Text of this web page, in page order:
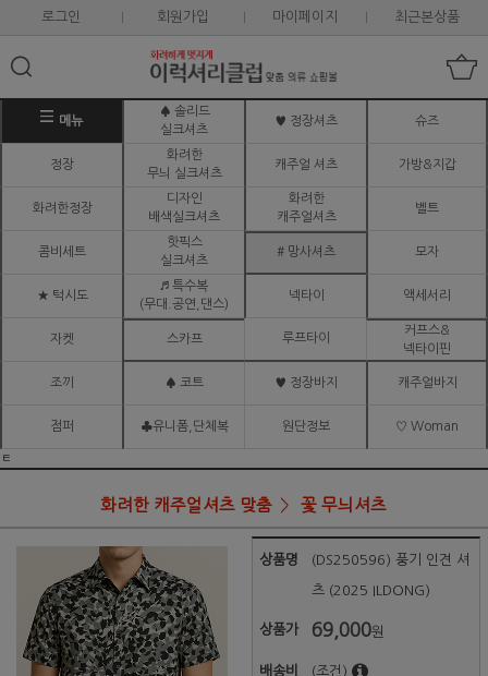
로그인 회원가입 마이페이지 최근본상품
메뉴
♠ 솔리드
실크셔츠
♥ 정장셔츠 슈즈
정장
화려한
무늬 실크셔츠
캐주얼 셔츠 가방&지갑
화려한정장
디자인
배색실크셔츠
화려한
캐주얼셔츠
벨트
콤비세트
핫픽스
실크셔츠
# 망사셔츠 모자
★ 턱시도
♬ 특수복
(무대.공연,댄스)
넥타이 액세서리
자켓 스카프 루프타이
커프스&
넥타이핀
조끼 ♠ 코트 ♥ 정장바지 캐주얼바지
점퍼 ♣유니폼,단체복 원단정보 ♡ Woman
ㅌ
화려한 캐주얼셔츠 맞춤 꽃 무늬셔츠
상품명 (DS250596) 풍기 인견 셔
츠 (2025 ILDONG)
상품가 69,000원
배송비 (조건)